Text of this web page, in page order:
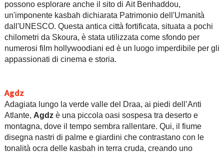
possono esplorare anche il sito di Ait Benhaddou,
un'imponente kasbah dichiarata Patrimonio dell'Umanità
dall'UNESCO. Questa antica città fortificata, situata a pochi
chilometri da Skoura, è stata utilizzata come sfondo per
numerosi film hollywoodiani ed è un luogo imperdibile per gli
appassionati di cinema e storia.
Agdz
Adagiata lungo la verde valle del Draa, ai piedi dell’Anti
Atlante, Agdzè una piccola oasi sospesa tra deserto e
montagna, dove il tempo sembra rallentare. Qui, il fiume
disegna nastri di palme e giardini che contrastano con le
tonalità ocra delle kasbah in terra cruda, creando uno